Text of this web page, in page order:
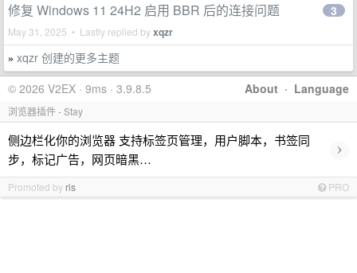
修复 Windows 11 24H2 启用 BBR 后的连接问题
May 31, 2025 • Lastly replied byxqzr
3
» xqzr 创建的更多主题
About · Language
© 2026 V2EX · 9ms · 3.9.8.5
浏览器插件 - Stay
侧边栏化你的浏览器 支持标签页管理，用户脚本，书签同
步，标记广告，网页暗黑…
›
Promoted by ris PRO